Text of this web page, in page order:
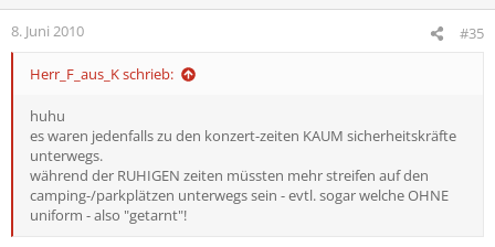
8. Juni 2010 #35
Herr_F_aus_K schrieb:
huhu
es waren jedenfalls zu den konzert-zeiten KAUM sicherheitskräfte
unterwegs.
während der RUHIGEN zeiten müssten mehr streifen auf den
camping-/parkplätzen unterwegs sein - evtl. sogar welche OHNE
uniform - also "getarnt"!